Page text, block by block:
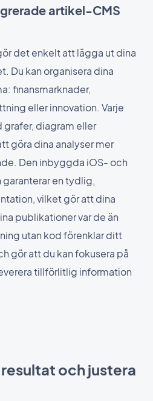
artikel-CMS
det enkelt att lägga ut dina
Du kan organisera dina
finansmarknader,
eller innovation. Varje
grafer, diagram eller
göra dina analyser mer
Den inbyggda iOS- och
en tydlig,
vilket gör att dina
publikationer var de än
utan kod förenklar ditt
gör att du kan fokusera på
tillförlitlig information
och justera